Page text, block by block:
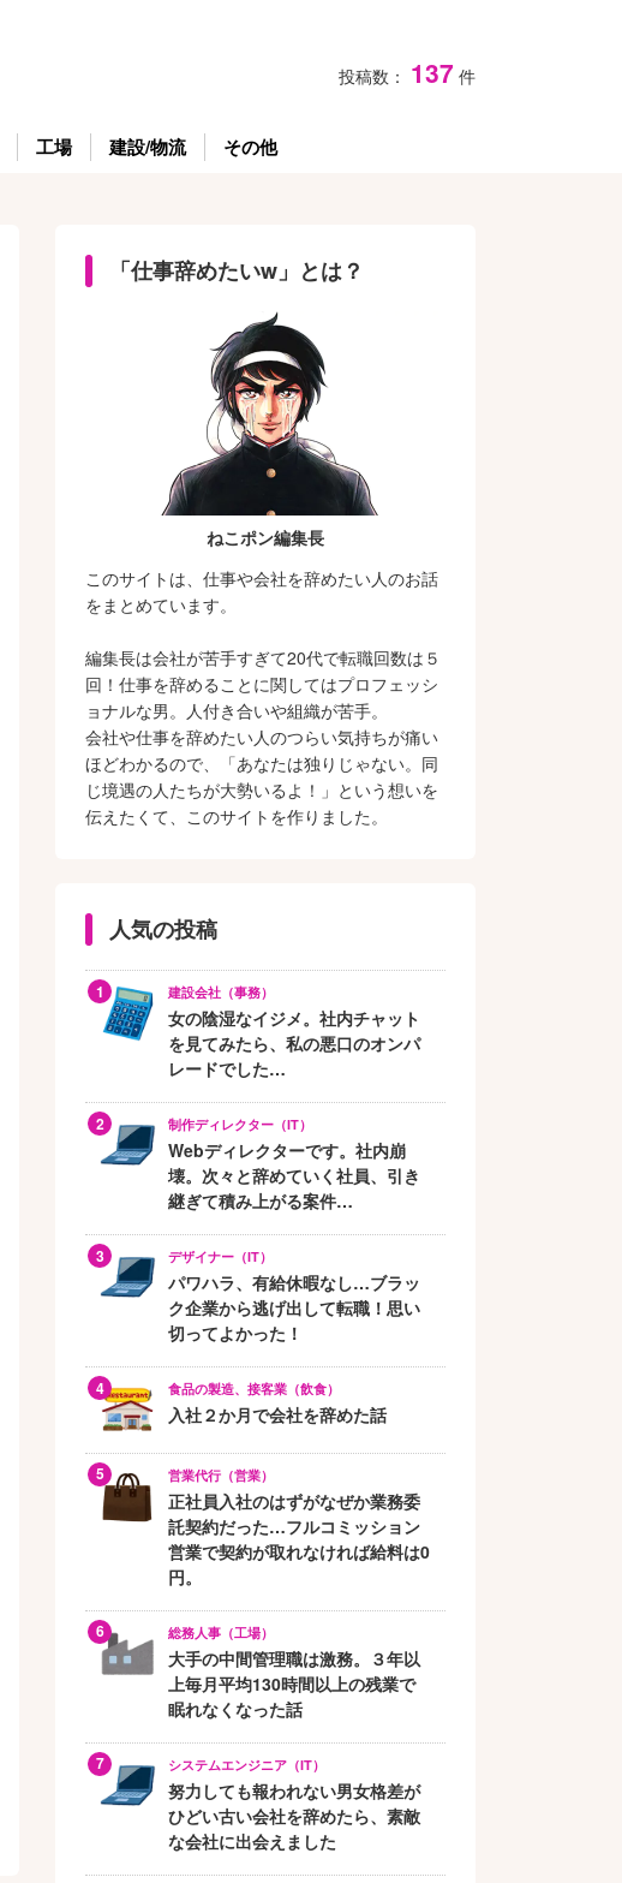
投稿数： 137 件
工場 建設/物流 その他
「仕事辞めたいw」とは？
ねこポン編集長
このサイトは、仕事や会社を辞めたい人のお話
をまとめています。
編集長は会社が苦手すぎて20代で転職回数は５
回！仕事を辞めることに関してはプロフェッシ
ョナルな男。人付き合いや組織が苦手。
会社や仕事を辞めたい人のつらい気持ちが痛い
ほどわかるので、「あなたは独りじゃない。同
じ境遇の人たちが大勢いるよ！」という想いを
伝えたくて、このサイトを作りました。
人気の投稿
建設会社（事務）
女の陰湿なイジメ。社内チャット
を見てみたら、私の悪口のオンパ
レードでした…
制作ディレクター（IT）
Webディレクターです。社内崩
壊。次々と辞めていく社員、引き
継ぎて積み上がる案件…
デザイナー（IT）
パワハラ、有給休暇なし…ブラッ
ク企業から逃げ出して転職！思い
切ってよかった！
食品の製造、接客業（飲食）
入社２か月で会社を辞めた話
営業代行（営業）
正社員入社のはずがなぜか業務委
託契約だった…フルコミッション
営業で契約が取れなければ給料は0
円。
総務人事（工場）
大手の中間管理職は激務。３年以
上毎月平均130時間以上の残業で
眠れなくなった話
システムエンジニア（IT）
努力しても報われない男女格差が
ひどい古い会社を辞めたら、素敵
な会社に出会えました